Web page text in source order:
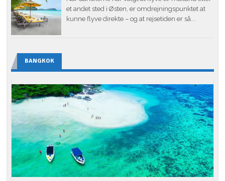
et andet sted i Østen, er omdrejningspunktet at
kunne flyve direkte – og at rejsetiden er så...
BANGKOK